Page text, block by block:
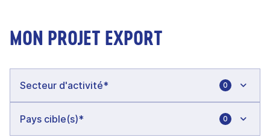
MON PROJET EXPORT
0
0